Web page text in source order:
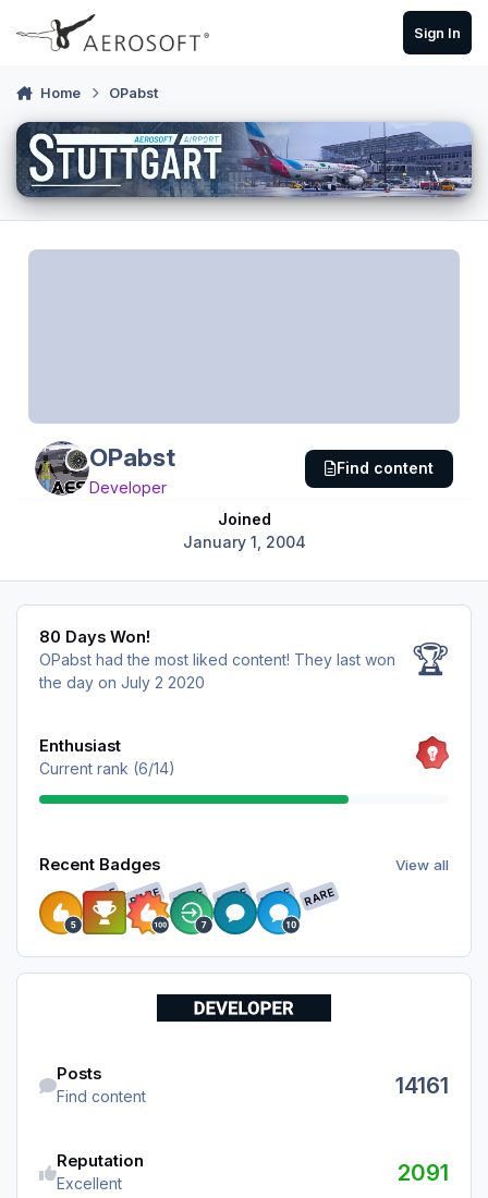
Skip to content
Sign In
Home OPabst
OPabst
Developer
Joined
January 1, 2004
Find content
80 Days Won!
80 Days Won!
OPabst had the most liked content! They last won
the day on July 2 2020
🏆
Enthusiast
Current rank (6/14)
Recent Badges View all
RARE RARE RARE RARE RARE RARE
Posts
Find content 14161
Reputation
Excellent 2091